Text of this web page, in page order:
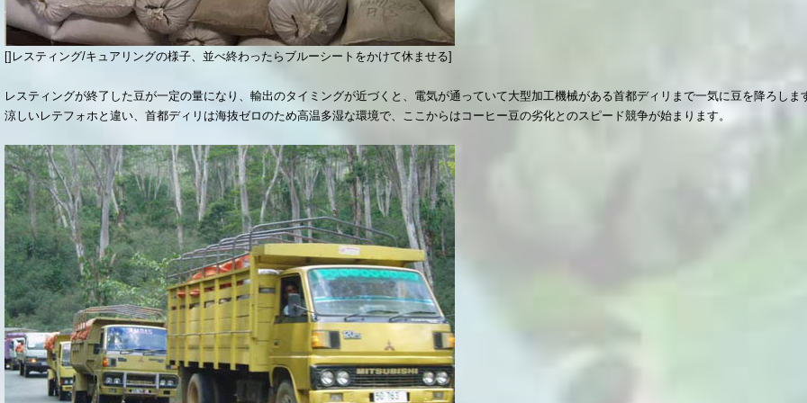
[]レスティング/キュアリングの様子、並べ終わったらブルーシートをかけて休ませる]
レスティングが終了した豆が一定の量になり、輸出のタイミングが近づくと、電気が通っていて大型加工機械がある首都ディリまで一気に豆を降ろしま
涼しいレテフォホと違い、首都ディリは海抜ゼロのため高温多湿な環境で、ここからはコーヒー豆の劣化とのスピード競争が始まります。